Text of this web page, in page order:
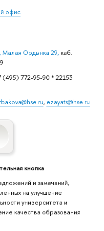
офис
Малая Ордынка 29, каб.
(495) 772-95-90 * 22153
, ezayats@hse.ru
кнопка
и замечаний,
на улучшение
университета и
качества образования